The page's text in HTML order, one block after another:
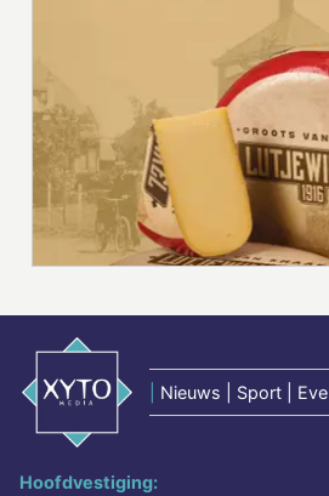
Nieuws | Sport |
Hoofdvestiging: